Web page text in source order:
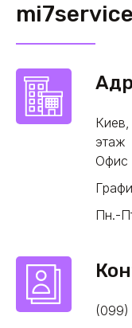
mi7service
этаж
Офис
Пн.-